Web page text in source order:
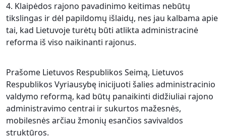
4. Klaipėdos rajono pavadinimo keitimas nebūtų
tikslingas ir dėl papildomų išlaidų, nes jau kalbama apie
tai, kad Lietuvoje turėtų būti atlikta administracinė
reforma iš viso naikinanti rajonus.
Prašome Lietuvos Respublikos Seimą, Lietuvos
Respublikos Vyriausybę inicijuoti šalies administracinio
valdymo reformą, kad būtų panaikinti didžiuliai rajono
administravimo centrai ir sukurtos mažesnės,
mobilesnės arčiau žmonių esančios savivaldos
struktūros.